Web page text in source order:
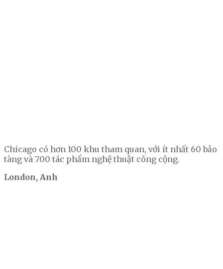
Chicago có hơn 100 khu tham quan, với ít nhất 60 bảo
tàng và 700 tác phẩm nghệ thuật công cộng.
London, Anh